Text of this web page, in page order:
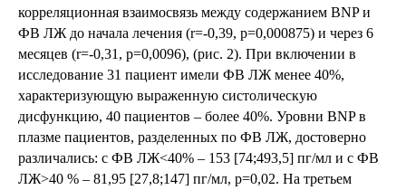
корреляционная взаимосвязь между содержанием BNP и
ФВ ЛЖ до начала лечения (r=-0,39, p=0,000875) и через 6
месяцев (r=-0,31, p=0,0096), (рис. 2). При включении в
исследование 31 пациент имели ФВ ЛЖ менее 40%,
характеризующую выраженную систолическую
дисфункцию, 40 пациентов – более 40%. Уровни BNP в
плазме пациентов, разделенных по ФВ ЛЖ, достоверно
различались: с ФВ ЛЖ<40% – 153 [74;493,5] пг/мл и c ФВ
ЛЖ>40 % – 81,95 [27,8;147] пг/мл, p=0,02. На третьем